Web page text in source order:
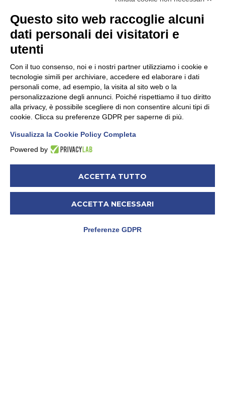
INFORMAZIONI
C.F. e P.IVA 04948280260
REA TV-412734 | PIC905642829
Questo sito web raccoglie alcuni
dati personali dei visitatori e
utenti
Con il tuo consenso, noi e i nostri partner utilizziamo i cookie e
tecnologie simili per archiviare, accedere ed elaborare i dati
personali come, ad esempio, la visita al sito web o la
personalizzazione degli annunci. Poiché rispettiamo il tuo diritto
alla privacy, è possibile scegliere di non consentire alcuni tipi di
cookie. Clicca su preferenze GDPR per saperne di più.
Visualizza la Cookie Policy Completa
Powered by
ACCETTA TUTTO
ACCETTA NECESSARI
Preferenze GDPR